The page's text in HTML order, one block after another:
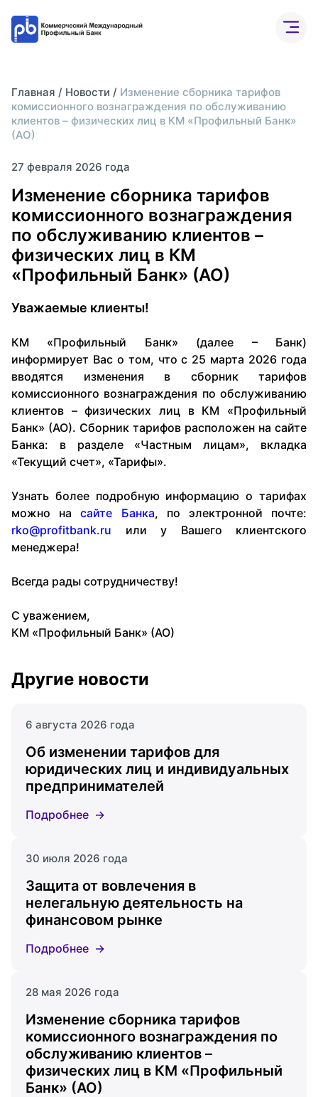
Расчетный счет
Депозиты
Интернет-банк
Главная / Новости / Изменение сборника тарифов
комиссионного вознаграждения по обслуживанию
клиентов – физических лиц в КМ «Профильный Банк»
(АО)
27 февраля 2026 года
Изменение сборника тарифов
комиссионного вознаграждения
по обслуживанию клиентов –
физических лиц в КМ
«Профильный Банк» (АО)
Уважаемые клиенты!
КМ «Профильный Банк» (далее – Банк)
информирует Вас о том, что с 25 марта 2026 года
вводятся изменения в сборник тарифов
комиссионного вознаграждения по обслуживанию
клиентов – физических лиц в КМ «Профильный
Банк» (АО). Сборник тарифов расположен на сайте
Банка: в разделе «Частным лицам», вкладка
«Текущий счет», «Тарифы».
Узнать более подробную информацию о тарифах
можно насайте Банка, по электронной почте:
rko@profitbank.ru или у Вашего клиентского
менеджера!
Всегда рады сотрудничеству!
С уважением,
КМ «Профильный Банк» (АО)
Другие новости
6 августа 2026 года
Об изменении тарифов для
юридических лиц и индивидуальных
предпринимателей
Подробнее
30 июля 2026 года
Защита от вовлечения в
нелегальную деятельность на
финансовом рынке
Подробнее
28 мая 2026 года
Изменение сборника тарифов
комиссионного вознаграждения по
обслуживанию клиентов –
физических лиц в КМ «Профильный
Банк» (АО)